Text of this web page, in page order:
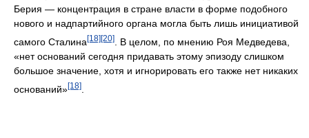
Берия — концентрация в стране власти в форме подобного
нового и надпартийного органа могла быть лишь инициативой
самого Сталина [18] [20]
. В целом, по мнению Роя Медведева,
«нет оснований сегодня придавать этому эпизоду слишком
большое значение, хотя и игнорировать его также нет никаких
оснований»[18]